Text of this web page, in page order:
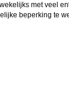
met veel
beperking te